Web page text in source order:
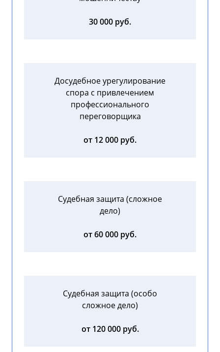
30 000 руб.
Досудебное урегулирование
спора с привлечением
профессионального
переговорщика
от 12 000 руб.
Судебная защита (сложное
дело)
от 60 000 руб.
Судебная защита (особо
сложное дело)
от 120 000 руб.